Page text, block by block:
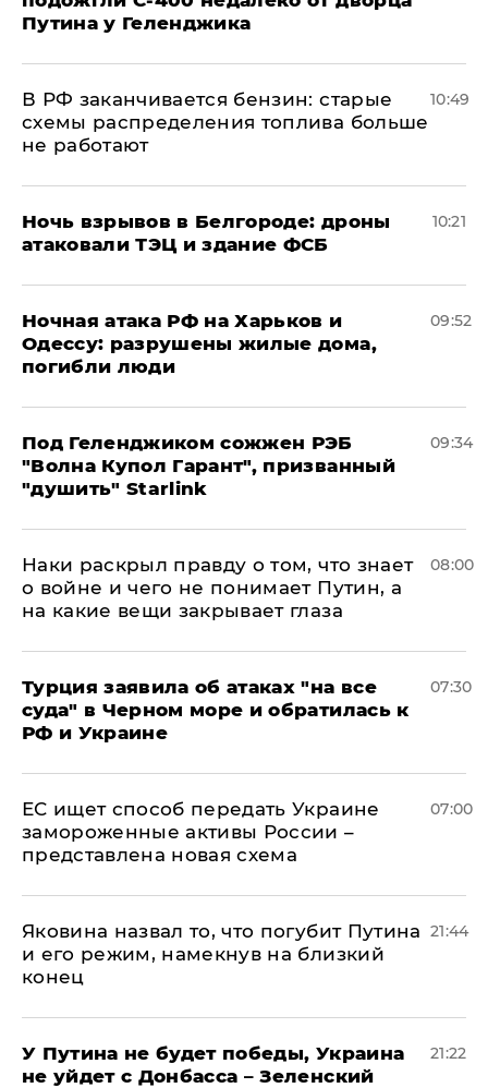
Путина у Геленджика
​В РФ заканчивается бензин: старые
схемы распределения топлива больше
не работают
10:49
​Ночь взрывов в Белгороде: дроны
атаковали ТЭЦ и здание ФСБ
10:21
​Ночная атака РФ на Харьков и
Одессу: разрушены жилые дома,
погибли люди
09:52
Под Геленджиком сожжен РЭБ
"Волна Купол Гарант", призванный
"душить" Starlink
09:34
Наки раскрыл правду о том, что знает
о войне и чего не понимает Путин, а
на какие вещи закрывает глаза
08:00
Турция заявила об атаках "на все
суда" в Черном море и обратилась к
РФ и Украине
07:30
ЕС ищет способ передать Украине
замороженные активы России –
представлена новая схема
07:00
Яковина назвал то, что погубит Путина
и его режим, намекнув на близкий
конец
21:44
У Путина не будет победы, Украина
не уйдет с Донбасса – Зеленский
21:22